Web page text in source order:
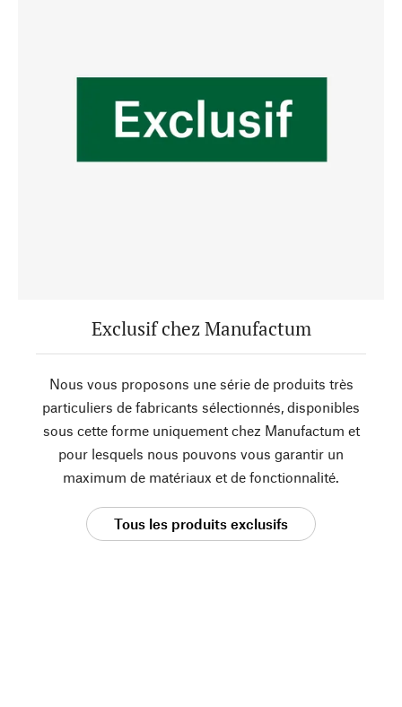
Exclusif chez Manufactum
Nous vous proposons une série de produits très
particuliers de fabricants sélectionnés, disponibles
sous cette forme uniquement chez Manufactum et
pour lesquels nous pouvons vous garantir un
maximum de matériaux et de fonctionnalité.
Tous les produits exclusifs